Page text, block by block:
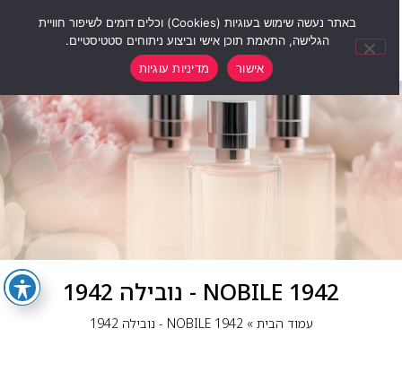
NOBILE 1942 - נובילה 1942
עמוד הבית» NOBILE 1942 - נובילה 1942
באתר נעשה שימוש בעוגיות (Cookies) וכלים דומים לשיפור חוויית
הגלישה, התאמת תוכן אישי וביצוע ניתוחים סטטיסטיים.
אישור
מדיניות עוגיות